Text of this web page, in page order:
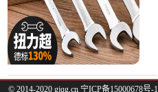
© 2014-2020 gjqg.cn 宁ICP备15000678号-1 |